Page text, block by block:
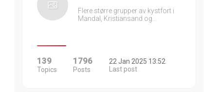
Flere større grupper av kystfort i
Mandal, Kristiansand og…
139
Topics
1796
Posts
22 Jan 2025 13:52
Last post